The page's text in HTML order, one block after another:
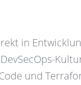
in
und